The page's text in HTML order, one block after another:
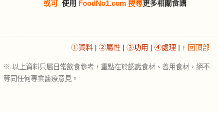
或可 使用 FoodNo1.com 搜尋更多相關食譜
①資料 | ②屬性 | ③功用 | ④處理 | ↑ 回頂部
※ 以上資料只屬日常飲食參考，重點在於認識食材、善用食材，絕不
等同任何專業醫療意見。